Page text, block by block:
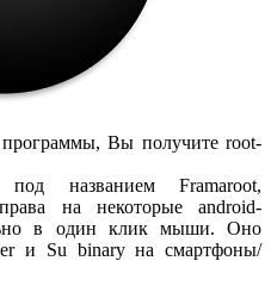
Вы получите root-
названием Framaroot,
на некоторые android-
в один клик мыши. Оно
и Su binary на смартфоны/